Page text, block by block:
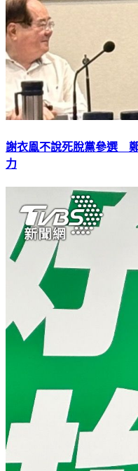
謝衣鳯不說死脫黨參選
力